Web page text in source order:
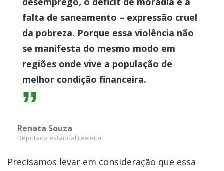
falta de saneamento – expressão cruel
da pobreza. Porque essa violência não
se manifesta do mesmo modo em
regiões onde vive a população de
melhor condição financeira.
Renata Souza
Deputada estadual reeleita
Precisamos levar em consideração que essa